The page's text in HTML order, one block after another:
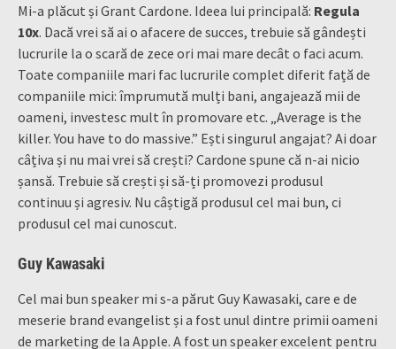
Mi-a plăcut și Grant Cardone. Ideea lui principală: Regula
10x. Dacă vrei să ai o afacere de succes, trebuie să gândești
lucrurile la o scară de zece ori mai mare decât o faci acum.
Toate companiile mari fac lucrurile complet diferit față de
companiile mici: împrumută mulți bani, angajează mii de
oameni, investesc mult în promovare etc. „Average is the
killer. You have to do massive.” Ești singurul angajat? Ai doar
câțiva și nu mai vrei să crești? Cardone spune că n-ai nicio
șansă. Trebuie să crești și să-ți promovezi produsul
continuu și agresiv. Nu câștigă produsul cel mai bun, ci
produsul cel mai cunoscut.
Guy Kawasaki
Cel mai bun speaker mi s-a părut Guy Kawasaki, care e de
meserie brand evangelist și a fost unul dintre primii oameni
de marketing de la Apple. A fost un speaker excelent pentru